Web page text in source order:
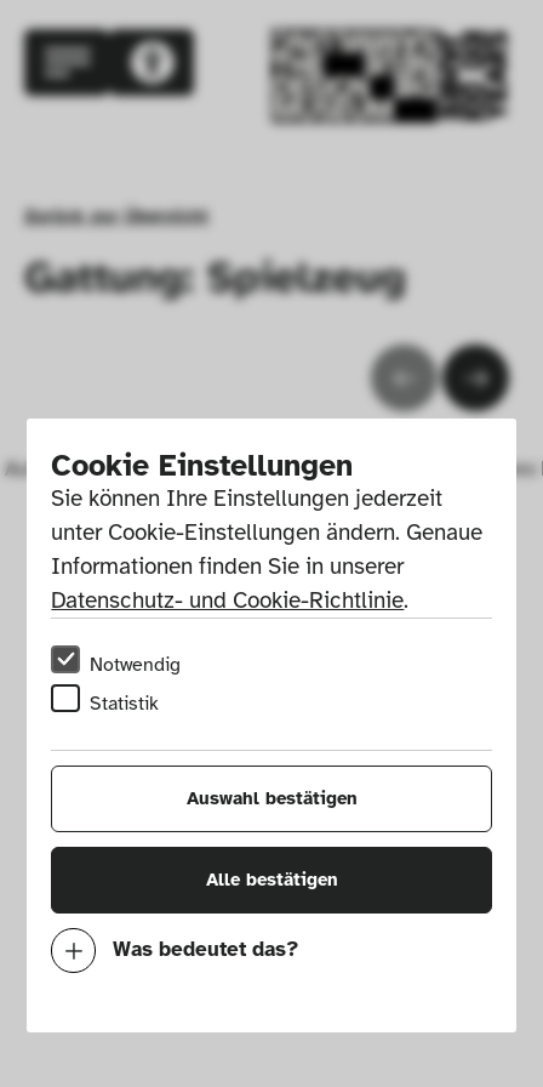
Cookie Einstellungen
Sie können Ihre Einstellungen jederzeit
unter Cookie-Einstellungen ändern. Genaue
Informationen finden Sie in unserer
Datenschutz- und Cookie-Richtlinie.
Notwendig
Statistik
Auswahl bestätigen
Alle bestätigen
Was bedeutet das?
Mit diesen Cookies können wir durch
Zurück zur Übersicht
Gattung: Spielzeug
Aufblasbarer Büffel